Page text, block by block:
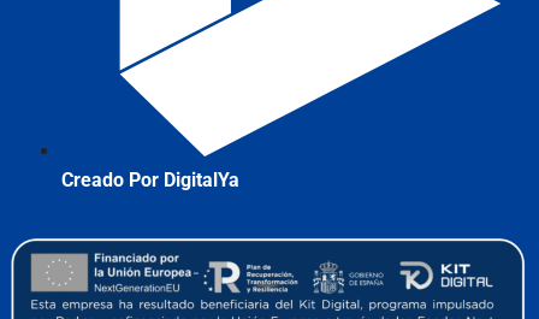
Creado Por DigitalYa